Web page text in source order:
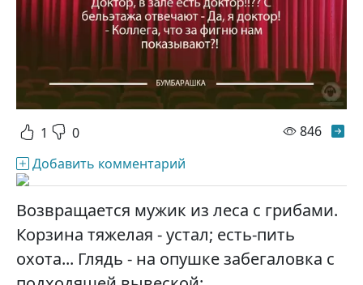
1 0 846
Добавить комментарий
Возвращается мужик из леса с грибами.
Корзина тяжелая - устал; есть-пить
охота... Глядь - на опушке забегаловка с